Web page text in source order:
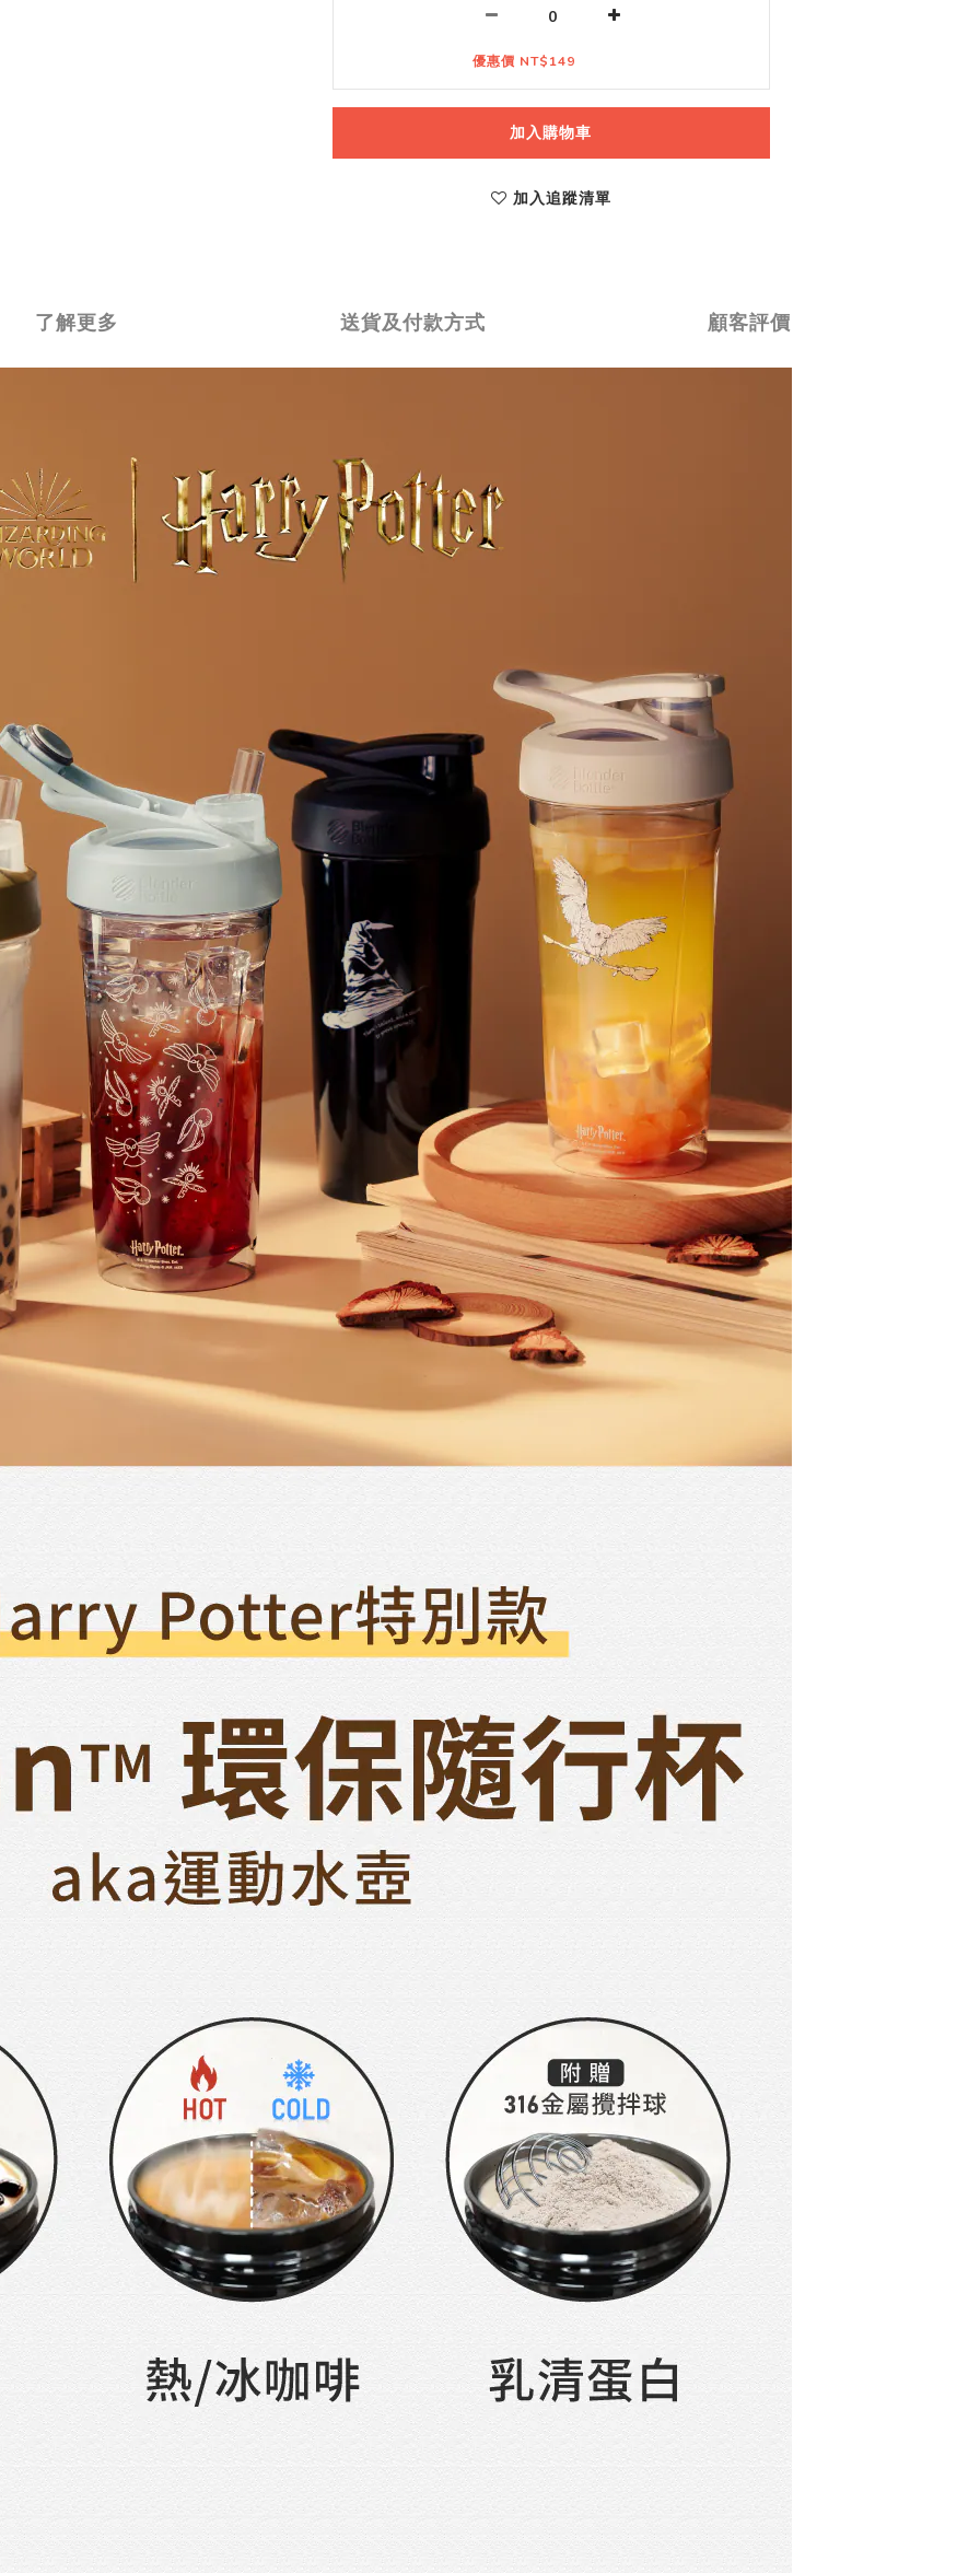
優惠價 NT$149
加入購物車
加入追蹤清單
了解更多 送貨及付款方式 顧客評價